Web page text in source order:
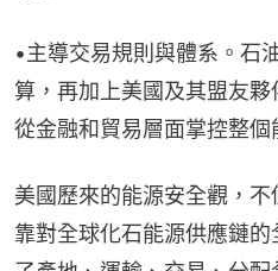
•主導交易規則與體系。石
算，再加上美國及其盟友夥
從金融和貿易層面掌控整個
美國歷來的能源安全觀，
靠對全球化石能源供應鏈